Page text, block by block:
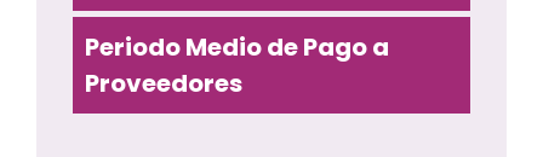
Periodo Medio de Pago a
Proveedores